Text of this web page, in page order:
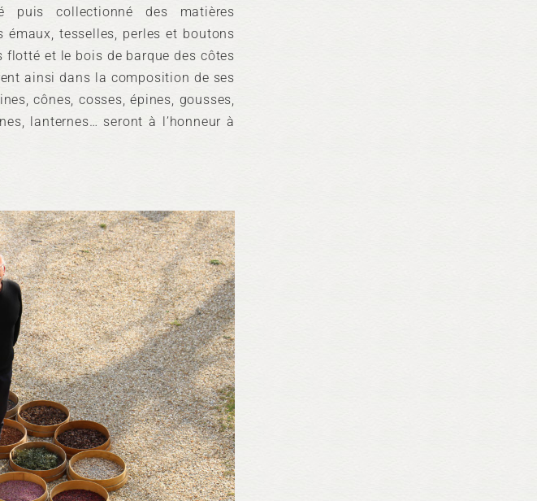
puis collectionné des matières
émaux, tesselles, perles et boutons
et le bois de barque des côtes
ainsi dans la composition de ses
cônes, cosses, épines, gousses,
lanternes… seront à l’honneur à